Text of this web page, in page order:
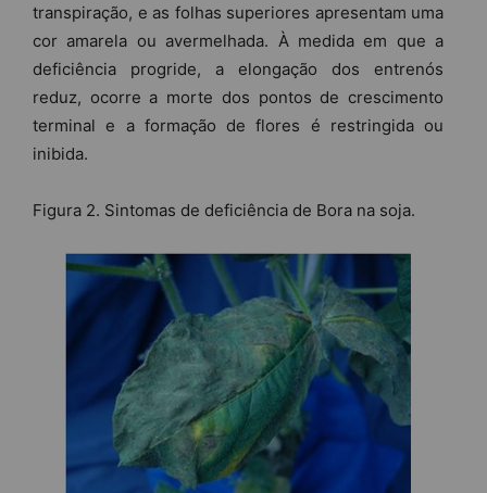
transpiração, e as folhas superiores apresentam uma
cor amarela ou avermelhada. À medida em que a
deficiência progride, a elongação dos entrenós
reduz, ocorre a morte dos pontos de crescimento
terminal e a formação de flores é restringida ou
inibida.
Figura 2. Sintomas de deficiência de Bora na soja.